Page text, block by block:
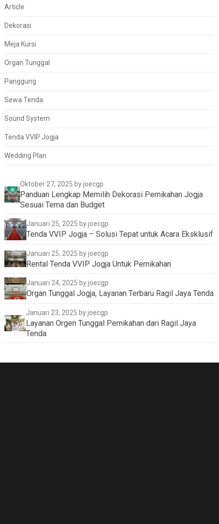
Article
Dekorasi
Meja Kursi
Organ Tunggal
Panggung
Sewa Tenda
Sound System
Tenda VVIP Jogja
Wedding Plan
Oktober 27, 2025 by joecgp
Panduan Lengkap Memilih Dekorasi Pernikahan Jogja
Sesuai Tema dan Budget
Januari 25, 2025 by joecgp
Tenda VVIP Jogja – Solusi Tepat untuk Acara Eksklusif
Januari 25, 2025 by joecgp
Rental Tenda VVIP Jogja Untuk Pernikahan
Januari 24, 2025 by joecgp
Organ Tunggal Jogja, Layanan Terbaru Ragil Jaya Tenda
Januari 23, 2025 by joecgp
Layanan Orgen Tunggal Pernikahan dari Ragil Jaya
Tenda